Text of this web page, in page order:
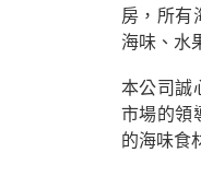
房，所有
海味、水
本公司誠
市場的領
的海味食